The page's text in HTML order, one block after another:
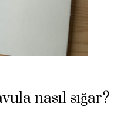
nasıl sığar?